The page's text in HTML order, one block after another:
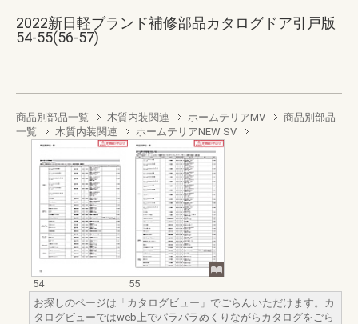
2022新日軽ブランド補修部品カタログドア引戸版
54-55(56-57)
商品別部品一覧 木質内装関連 ホームテリアMV
商品別部品
一覧
木質内装関連 ホームテリアNEW SV
54
55
お探しのページは「カタログビュー」でごらんいただけます。カ
タログビューではweb上でパラパラめくりながらカタログをごら